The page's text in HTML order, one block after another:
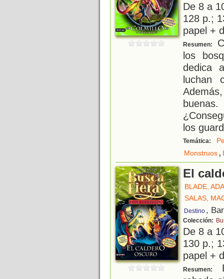
De 8 a
128 p.;
papel +
Resumen:
los
dedica
luchan
los
Temática:
Monstruos,
El
BLADE,
SALAS,
Destino ,
Colección:
De 8 a
130 p.;
papel +
Resumen: